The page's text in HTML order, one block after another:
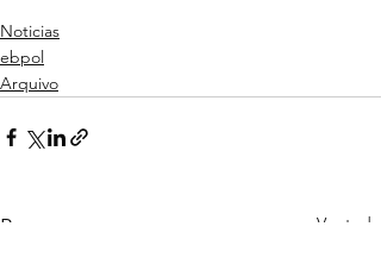
Noticias
ebpol
Arquivo
Posts recentes Ver tudo